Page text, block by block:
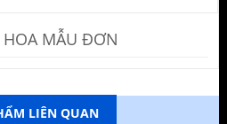
MẪU ĐƠN
LIÊN QUAN